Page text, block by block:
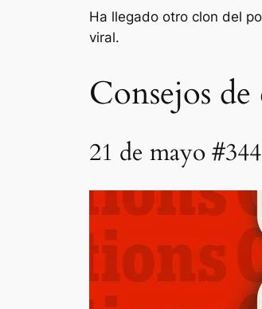
Ha llegado otro clon del
viral.
Consejos
21 de mayo #344